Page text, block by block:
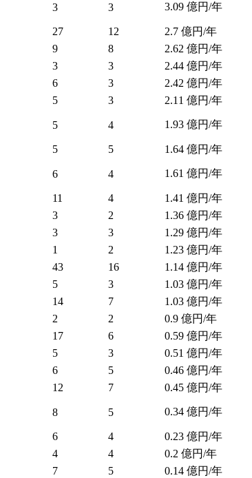
3 3 3.09 億円/年
27 12 2.7 億円/年
9 8 2.62 億円/年
3 3 2.44 億円/年
6 3 2.42 億円/年
5 3 2.11 億円/年
5 4 1.93 億円/年
5 5 1.64 億円/年
6 4 1.61 億円/年
11 4 1.41 億円/年
3 2 1.36 億円/年
3 3 1.29 億円/年
1 2 1.23 億円/年
43 16 1.14 億円/年
5 3 1.03 億円/年
14 7 1.03 億円/年
2 2 0.9 億円/年
17 6 0.59 億円/年
5 3 0.51 億円/年
6 5 0.46 億円/年
12 7 0.45 億円/年
8 5 0.34 億円/年
6 4 0.23 億円/年
4 4 0.2 億円/年
7 5 0.14 億円/年